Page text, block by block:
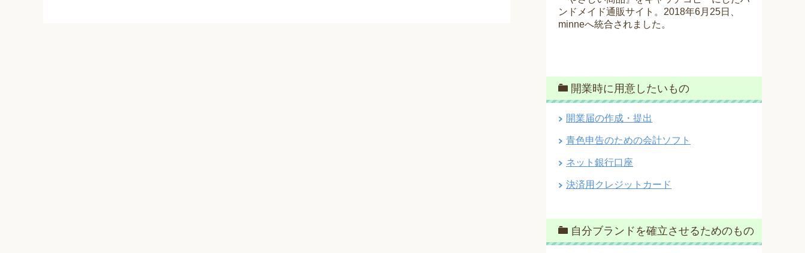
ンドメイド通販サイト。2018年6月25日、
minneへ統合されました。
開業時に用意したいもの
開業届の作成・提出
青色申告のための会計ソフト
ネット銀行口座
決済用クレジットカード
自分ブランドを確立させるためのもの